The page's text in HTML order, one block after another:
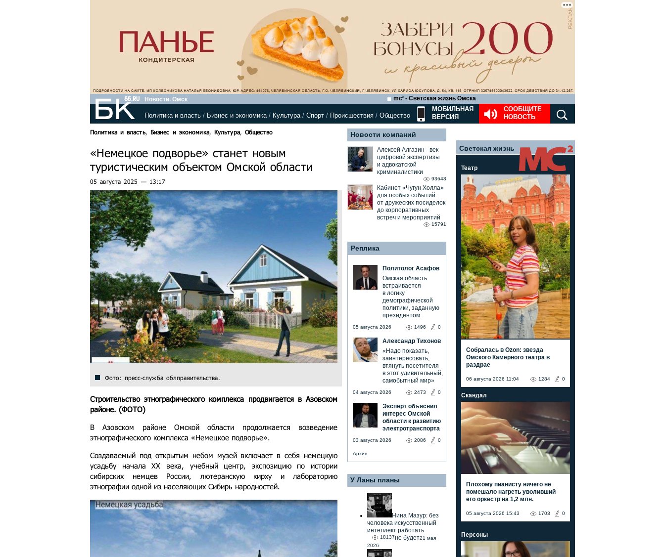
Новости. Омск mc2 - Светская жизнь Омска
Политика и власть / Бизнес и экономика/ Культура/ Спорт / Происшествия / Общество
СООБЩИТЕ
НОВОСТЬ
МОБИЛЬНАЯ
ВЕРСИЯ
Политика и власть, Бизнес и экономика, Культура, Общество
«Немецкое подворье» станет новым
туристическим объектом Омской области
05 августа 2025 — 13:17
Фото: пресс-служба облправительства.
Строительство этнографического комплекса продвигается в Азовском
районе. (ФОТО)
В Азовском районе Омской области продолжается возведение
этнографического комплекса «Немецкое подворье».
Создаваемый под открытым небом музей включает в себя немецкую
усадьбу начала XX века, учебный центр, экспозицию по истории
сибирских немцев России, лютеранскую кирху и лабораторию
этнографии одной из населяющих Сибирь народностей.
Новости компаний
Алексей Алгазин ⁃ век
цифровой экспертизы
и адвокатской
криминалистики
93648
Кабинет «Чугун Холла»
для особых событий:
от дружеских посиделок
до корпоративных
встреч и мероприятий
15791
Реплика
Политолог Асафов
Омская область
встраивается
в логику
демографической
политики, заданную
президентом
1496 0
05 августа 2026
Александр Тихонов
«Надо показать,
заинтересовать,
втянуть посетителя
в этот удивительный,
самобытный мир»
2473 0
04 августа 2026
Эксперт объяснил
интерес Омской
области к развитию
электротранспорта
2086 0
03 августа 2026
Архив
У Ланы планы
Нина Мазур: без
человека искусственный
интеллект работать
не будет
18137
21 мая
2026
Светская жизнь
Театр
Собралась в Ozon: звезда
Омского Камерного театра в
раздрае
06 августа 2026 11:04 0
1284
Скандал
Плохому пианисту ничего не
помешало нагреть уволивший
его оркестр на 1,2 млн.
05 августа 2026 15:43 0
1703
Персоны